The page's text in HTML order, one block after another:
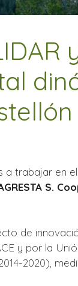
trabajar en
S.
de
y por la
2020),